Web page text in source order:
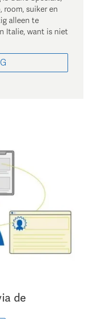
room, suiker en
alleen te
Italie, want is niet
de